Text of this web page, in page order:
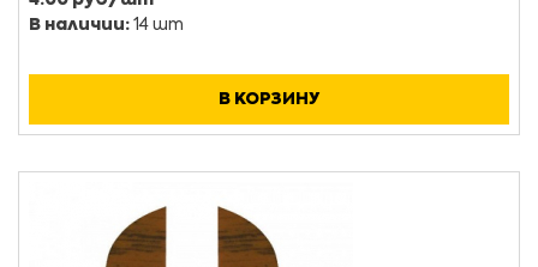
В наличии: 14 шт
В КОРЗИНУ